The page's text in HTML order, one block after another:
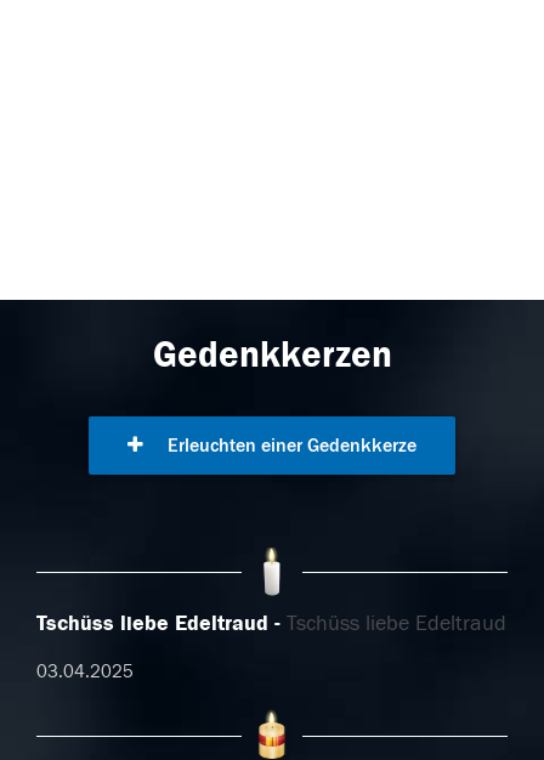
Gedenkkerzen
Erleuchten einer Gedenkkerze
Tschüss liebe Edeltraud Tschüss liebe Edeltraud
03.04.2025